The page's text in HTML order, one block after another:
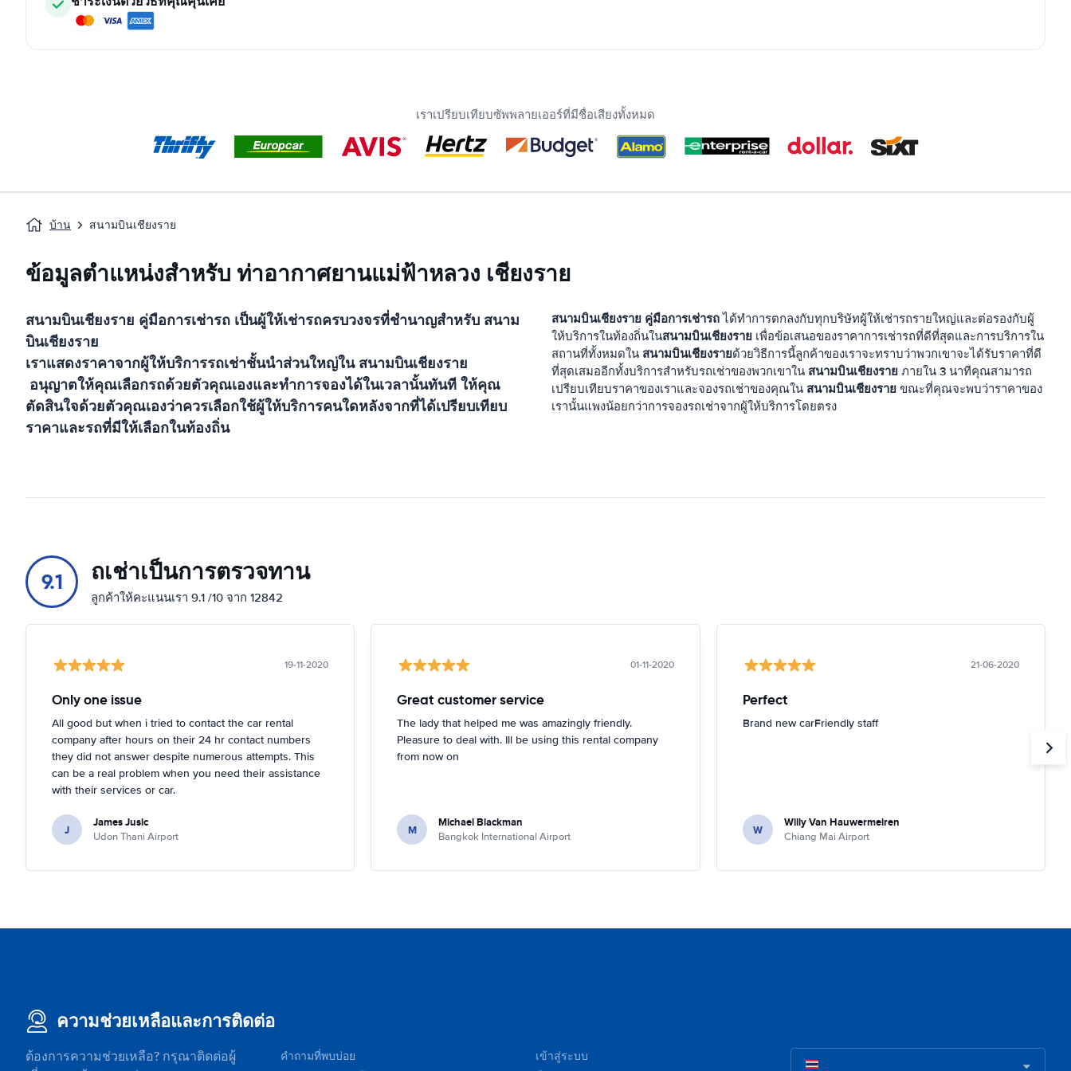
เราเปรียบเทียบซัพพลายเออร์ที่มีชื่อเสียงทั้งหมด
บ้าน สนามบินเชียงราย
ข้อมูลตำแหน่งสำหรับ ท่าอากาศยานแม่ฟ้าหลวง เชียงราย
สนามบินเชียงราย คู่มือการเช่ารถ เป็นผู้ให้เช่ารถครบวงจรที่ชำนาญสำหรับ สนาม
บินเชียงราย
เราแสดงราคาจากผู้ให้บริการรถเช่าชั้นนำส่วนใหญ่ในสนามบินเชียงราย
อนุญาตให้คุณเลือกรถด้วยตัวคุณเองและทำการจองได้ในเวลานั้นทันที ให้คุณ
ตัดสินใจด้วยตัวคุณเองว่าควรเลือกใช้ผู้ให้บริการคนใดหลังจากที่ได้เปรียบเทียบ
ราคาและรถที่มีให้เลือกในท้องถิ่น
สนามบินเชียงราย คู่มือการเช่ารถได้ทำการตกลงกับทุกบริษัทผู้ให้เช่ารถรายใหญ่และต่อรองกับผู้
ให้บริการในท้องถิ่นในสนามบินเชียงราย เพื่อข้อเสนอของราคาการเช่ารถที่ดีที่สุดและการบริการใน
สถานที่ทั้งหมดใน สนามบินเชียงรายด้วยวิธีการนี้ลูกค้าของเราจะทราบว่าพวกเขาจะได้รับราคาที่ดี
ที่สุดเสมออีกทั้งบริการสำหรับรถเช่าของพวกเขาใน สนามบินเชียงราย ภายใน 3 นาทีคุณสามารถ
เปรียบเทียบราคาของเราและจองรถเช่าของคุณใน สนามบินเชียงราย ขณะที่คุณจะพบว่าราคาของ
เรานั้นแพงน้อยกว่าการจองรถเช่าจากผู้ให้บริการโดยตรง
9.1 ถเช่าเป็นการตรวจทาน
ลูกค้าให้คะแนนเรา 9.1 /10 จาก 12842
19-11-2020
Only one issue
All good but when i tried to contact the car rental
company after hours on their 24 hr contact numbers
they did not answer despite numerous attempts. This
can be a real problem when you need their assistance
with their services or car.
J James Jusic
Udon Thani Airport
01-11-2020
Great customer service
The lady that helped me was amazingly friendly.
Pleasure to deal with. Ill be using this rental company
from now on
M Michael Blackman
Bangkok International Airport
21-06-2020
Perfect
Brand new carFriendly staff
W Willy Van Hauwermeiren
Chiang Mai Airport
ความช่วยเหลือและการติดต่อ
ต้องการความช่วยเหลือ? กรุณาติดต่อผู้
คำถามที่พบบ่อย
เข้าสู่ระบบ